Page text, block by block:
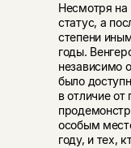
Несмотря на
статус, а
степени
годы.
не­зависимо
было
в отличие
особым
году, и тех,